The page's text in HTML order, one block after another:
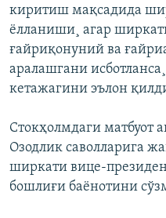
киритиш мақсадида
ëлланиши¸ агар
ғайриқонуний ва
аралашгани
кетажагини эълон
Стокҳолмдаги матбуот
Озодлик саволларига
ширкати вице-
бошлиғи баëнотини